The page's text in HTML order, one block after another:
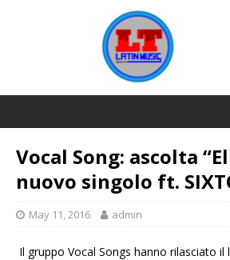
Vocal Song: ascolta
nuovo singolo ft.
May 11, 2016 admin
Il gruppo Vocal Songs hanno rilasciato